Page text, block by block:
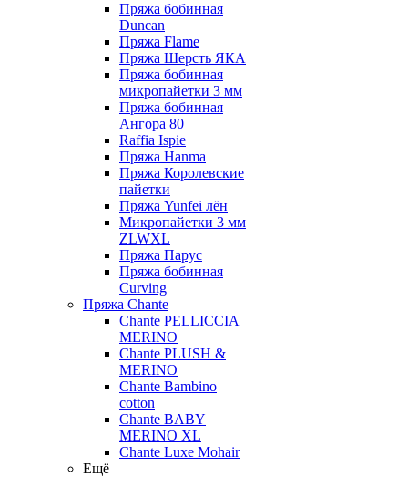
Пряжа бобинная
Duncan
Пряжа Flame
Пряжа Шерсть ЯКА
Пряжа бобинная
микропайетки 3 мм
Пряжа бобинная
Ангора 80
Raffia Ispie
Пряжа Hanma
Пряжа Королевские
пайетки
Пряжа Yunfei лён
Микропайетки 3 мм
ZLWXL
Пряжа Парус
Пряжа бобинная
Curving
Пряжа Chante
Chante PELLICCIA
MERINO
Chante PLUSH &
MERINO
Chante Bambino
cotton
Chante BABY
MERINO XL
Chante Luxe Mohair
Ещё